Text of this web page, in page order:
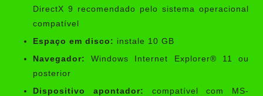
DirectX 9 recomendado pelo sistema operacional
compatível
Espaço em disco: instale 10 GB
Navegador:
Windows Internet Explorer® 11 ou
posterior
Dispositivo apontador:
compatível com MS-